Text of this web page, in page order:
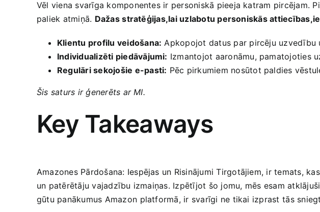
Vēl viena svarīga komponentes ir personiskā pieeja katram
‍paliek atmiņā.‌ Dažas⁢ stratēģijas,lai uzlabotu personiskās
Klientu profilu veidošana: Apkopojot datus par ‌pircēju uzvedību
Individualizēti piedāvājumi: Izmantojot aaronāmu, pamatojoties
Regulāri sekojošie ‍e-pasti: Pēc pirkumiem ‌nosūtot ‌paldies
Šis saturs ‌ir ‌ģenerēts ar MI.
Key ​Takeaways
Amazones Pārdošana: Iespējas un Risinājumi Tirgotājiem, ir​ temats,
un patērētāju vajadzību izmaiņas.​ Izpētījot šo jomu, mēs ⁤esam
gūtu panākumus Amazon ⁢platformā, ir ​svarīgi ‍ne ‌tikai izprast⁢ tās